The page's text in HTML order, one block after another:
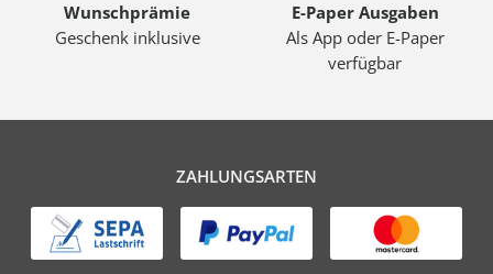
Wunschprämie
Geschenk inklusive
E-Paper Ausgaben
Als App oder E-Paper
verfügbar
ZAHLUNGSARTEN